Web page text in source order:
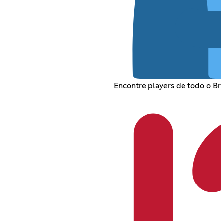
Encontre players de todo o